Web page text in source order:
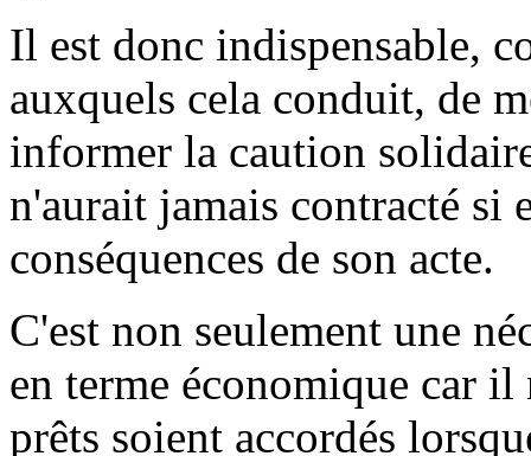
Il est donc indispensable,
auxquels cela conduit, de
informer la caution
n'aurait jamais contracté si
conséquences de son acte.
C'est non seulement une
en terme économique car il
prêts soient accordés